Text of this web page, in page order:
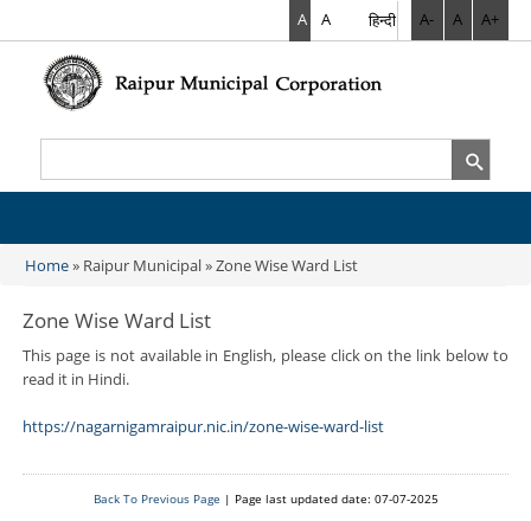
A A हिन्दी A- A A+
Search form
You are here
Home» Raipur Municipal » Zone Wise Ward List
Zone Wise Ward List
This page is not available in English, please click on the link below to
read it in Hindi.
https://nagarnigamraipur.nic.in/zone-wise-ward-list
Back To Previous Page | Page last updated date: 07-07-2025